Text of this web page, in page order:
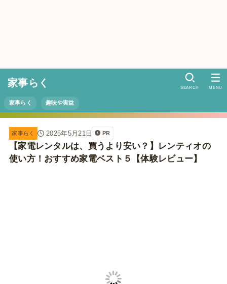
家事らく
家事らく 趣味や実益
SEARCH MENU
家事らく 2025年5月21日 PR
【家電レンタルは、買うより安い？】レンティオの
使い方！おすすめ家電ベスト５【体験レビュー】